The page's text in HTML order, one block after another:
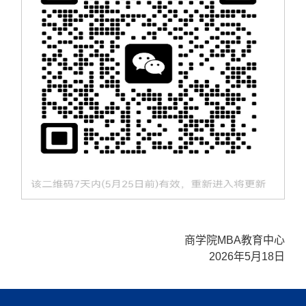
商学院MBA教育中心
2026年5月18日